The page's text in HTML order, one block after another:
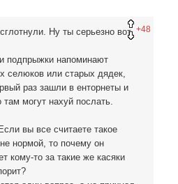
+48
Ну ты серьезно вот
подпрыжки напоминают
селюков или старых дядек,
раз зашли в енторнеты и
там могут нахуй послать.
вы все считаете такое
нормой, то почему он
кому-то за такие же касяки